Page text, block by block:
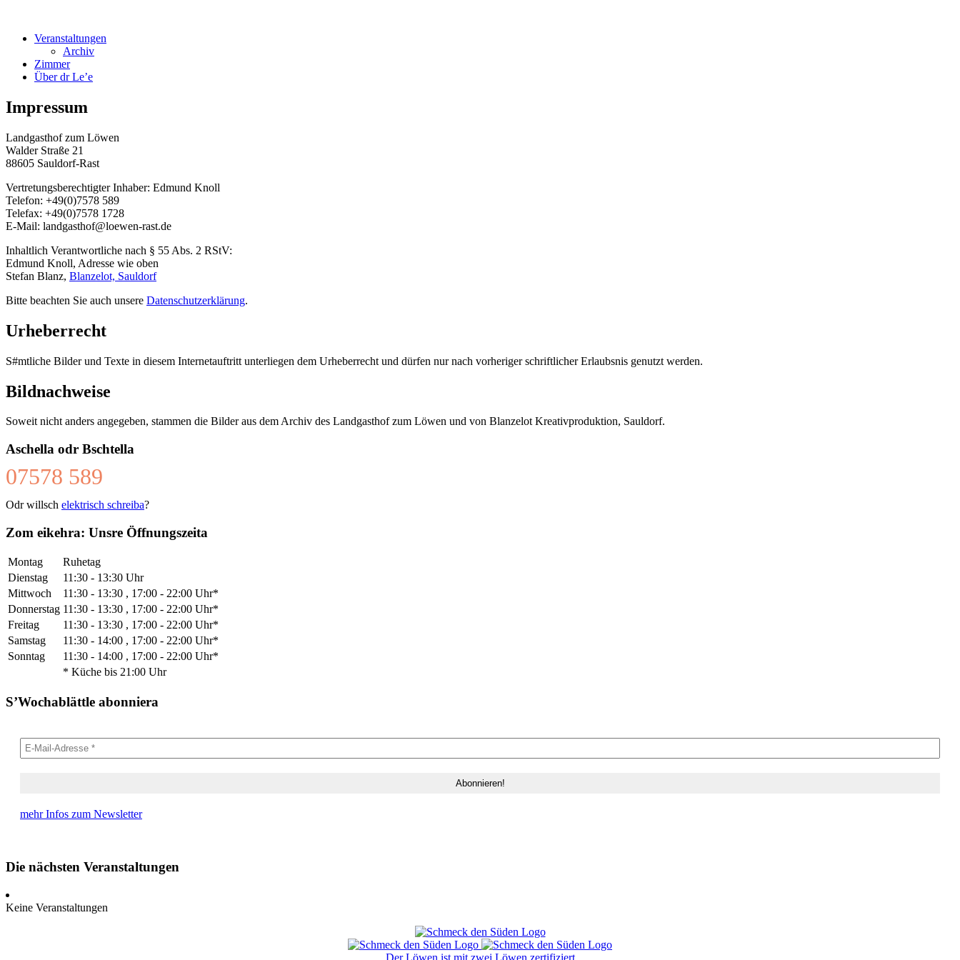
Veranstaltungen
Archiv
Zimmer
Über dr Le’e
Impressum
Landgasthof zum Löwen
Walder Straße 21
88605 Sauldorf-Rast
Vertretungsberechtigter Inhaber: Edmund Knoll
Telefon: +49(0)7578 589
Telefax: +49(0)7578 1728
E-Mail: landgasthof@loewen-rast.de
Inhaltlich Verantwortliche nach § 55 Abs. 2 RStV:
Edmund Knoll, Adresse wie oben
Stefan Blanz, Blanzelot, Sauldorf
Bitte beachten Sie auch unsere Datenschutzerklärung.
Urheberrecht
S#mtliche Bilder und Texte in diesem Internetauftritt unterliegen dem Urheberrecht und dürfen nur nach vorheriger schriftlicher Erlaubsnis genutzt werden.
Bildnachweise
Soweit nicht anders angegeben, stammen die Bilder aus dem Archiv des Landgasthof zum Löwen und von Blanzelot Kreativproduktion, Sauldorf.
Aschella odr Bschtella
07578 589
Odr willsch elektrisch schreiba?
Zom eikehra: Unsre Öffnungszeita
Montag
Ruhetag
Dienstag
11:30 - 13:30 Uhr
Mittwoch
11:30 - 13:30 , 17:00 - 22:00 Uhr*
Donnerstag 11:30 - 13:30 , 17:00 - 22:00 Uhr*
Freitag
11:30 - 13:30 , 17:00 - 22:00 Uhr*
Samstag
11:30 - 14:00 , 17:00 - 22:00 Uhr*
Sonntag
11:30 - 14:00 , 17:00 - 22:00 Uhr*
* Küche bis 21:00 Uhr
S’Wochablättle abonniera
mehr Infos zum Newsletter
Die nächsten Veranstaltungen
Keine Veranstaltungen